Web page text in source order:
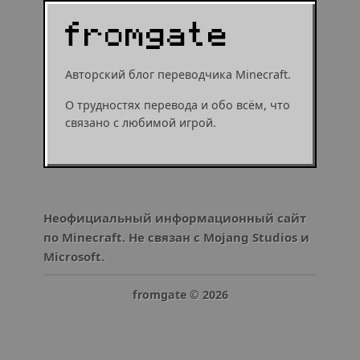
Авторский блог переводчика Minecraft.
О трудностях перевода и обо всём, что
связано с любимой игрой.
Неофициальный информационный сайт
по Minecraft. Не связан с Mojang Studios и
Microsoft.
fromgate © 2026